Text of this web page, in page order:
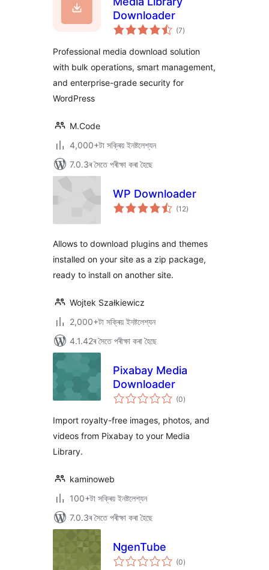
Downloader
(7টা
মুঠ)
Professional media download solution
with bulk operations, smart management,
and enterprise-grade security for
WordPress
M.Code
4,000+টা সক্ৰিয় ইনষ্টলেশ্যন
7.0.3ৰ সৈতে পৰীক্ষা কৰা হৈছে
WP Downloader
(12টা
মুঠ)
Allows to download plugins and themes
installed on your site as a zip package,
ready to install on another site.
Wojtek Szałkiewicz
2,000+টা সক্ৰিয় ইনষ্টলেশ্যন
4.1.42ৰ সৈতে পৰীক্ষা কৰা হৈছে
Pixabay Media
Downloader
(0টা
মুঠ)
Import royalty-free images, photos, and
videos from Pixabay to your Media
Library.
kaminoweb
100+টা সক্ৰিয় ইনষ্টলেশ্যন
7.0.3ৰ সৈতে পৰীক্ষা কৰা হৈছে
NgenTube
(0টা
মুঠ)